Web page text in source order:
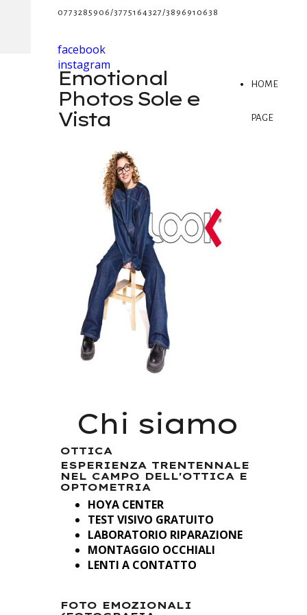
0773285906/3775164327/3896910638
facebook
instagram
HOME
PAGE
Emotional
Photos Sole e
Vista
Chi siamo
OTTICA
ESPERIENZA TRENTENNALE
NEL CAMPO DELL'OTTICA E
OPTOMETRIA
HOYA CENTER
TEST VISIVO GRATUITO
LABORATORIO RIPARAZIONE
MONTAGGIO OCCHIALI
LENTI A CONTATTO
FOTO EMOZIONALI